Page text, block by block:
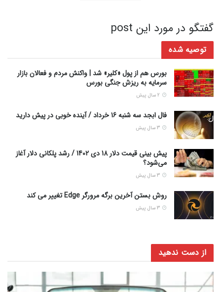
گفتگو در مورد این post
توصیه شده
بورس هم از پول «کلیر» شد | واکنش مردم و فعالان بازار
سرمایه به ریزش جنگی بورس
فال ابجد سه شنبه 16 خرداد / آینده خوبی در پیش دارید
پیش بینی قیمت دلار 18 دی 1402 / رشد پلکانی دلار آغاز
می‌شود؟
روش بستن آخرین برگه مرورگر Edge تغییر می کند
از دست ندهید